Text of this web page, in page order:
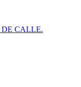
CALLE.